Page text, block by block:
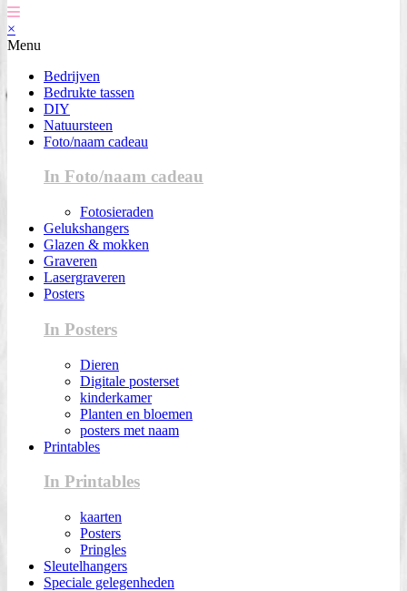
×
Menu
Bedrijven
Bedrukte tassen
DIY
Natuursteen
Foto/naam cadeau
In Foto/naam cadeau
Fotosieraden
Gelukshangers
Glazen & mokken
Graveren
Lasergraveren
Posters
In Posters
Dieren
Digitale posterset
kinderkamer
Planten en bloemen
posters met naam
Printables
In Printables
kaarten
Posters
Pringles
Sleutelhangers
Speciale gelegenheden